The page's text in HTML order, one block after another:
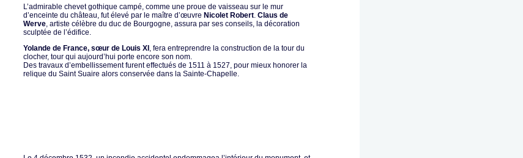
L’admirable chevet gothique campé, comme une proue de vaisseau sur le mur
d’enceinte du château, fut élevé par le maître d’œuvre Nicolet Robert. Claus de
Werve, artiste célèbre du duc de Bourgogne, assura par ses conseils, la décoration
sculptée de l’édifice.
Yolande de France, sœur de Louis XI , fera entreprendre la construction de la tour du
clocher, tour qui aujourd’hui porte encore son nom.
Des travaux d’embellissement furent effectués de 1511 à 1527, pour mieux honorer la
relique du Saint Suaire alors conservée dans la Sainte-Chapelle.